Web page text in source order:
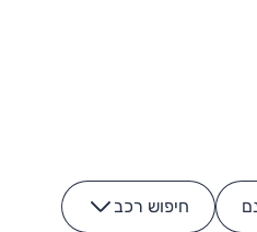
חיפוש רכב